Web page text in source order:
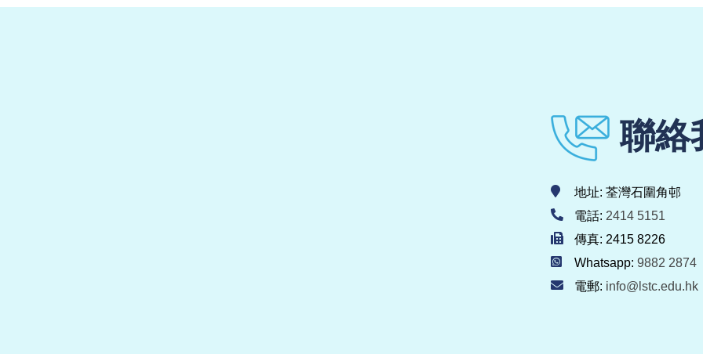
聯絡
地址: 荃灣石圍角邨
電話: 2414 5151
傳真: 2415 8226
Whatsapp: 9882 2874
電郵: info@lstc.edu.hk